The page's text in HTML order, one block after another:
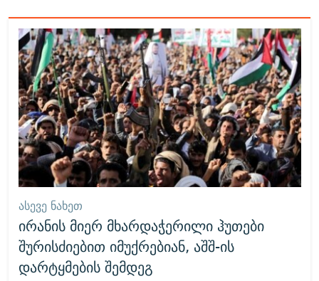
ᲐᲡᲔᲕᲔ ᲜᲐᲮᲔᲗ
ირანის მიერ მხარდაჭერილი ჰუთები
შურისძიებით იმუქრებიან, აშშ-ის
დარტყმების შემდეგ